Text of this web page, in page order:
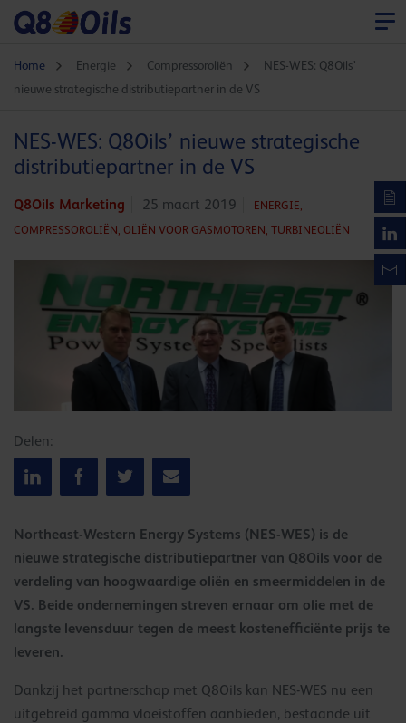
Home Energie Compressoroliën
NES-WES: Q8Oils’
nieuwe strategische distributiepartner in de VS
NES-WES: Q8Oils’ nieuwe strategische
distributiepartner in de VS
Q8Oils Marketing 25 maart 2019
ENERGIE,
COMPRESSOROLIËN, OLIËN VOOR GASMOTOREN, TURBINEOLIËN
Delen:
Northeast-Western Energy Systems (NES-WES) is de
nieuwe strategische distributiepartner van Q8Oils voor de
verdeling van hoogwaardige oliën en smeermiddelen in de
VS. Beide ondernemingen streven ernaar om olie met de
langste levensduur tegen de meest kostenefficiënte prijs te
leveren.
Dankzij het partnerschap met Q8Oils kan NES-WES nu een
uitgebreid gamma vloeistoffen aanbieden, bestaande uit